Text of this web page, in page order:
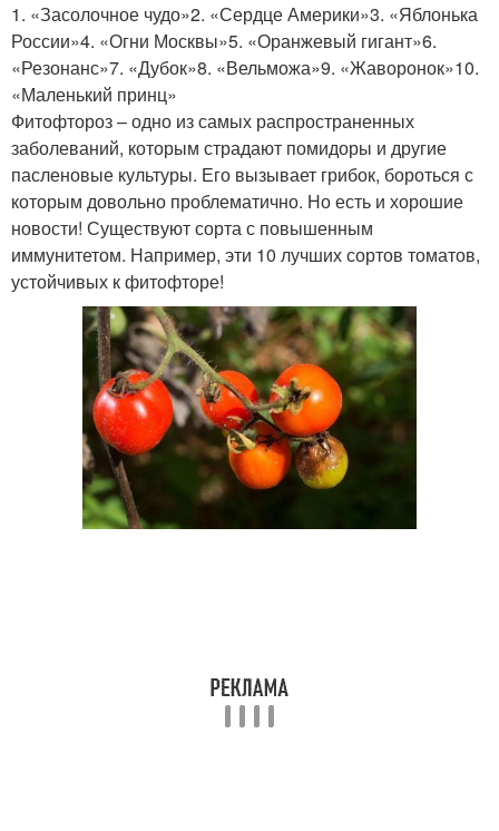
1. «Засолочное чудо»2. «Сердце Америки»3. «Яблонька
России»4. «Огни Москвы»5. «Оранжевый гигант»6.
«Резонанс»7. «Дубок»8. «Вельможа»9. «Жаворонок»10.
«Маленький принц»
Фитофтороз – одно из самых распространенных
заболеваний, которым страдают помидоры и другие
пасленовые культуры. Его вызывает грибок, бороться с
которым довольно проблематично. Но есть и хорошие
новости! Существуют сорта с повышенным
иммунитетом. Например, эти 10 лучших сортов томатов,
устойчивых к фитофторе!